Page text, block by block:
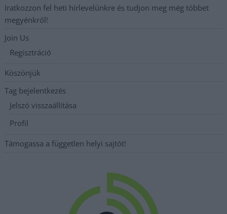
Iratkozzon fel heti hírlevelünkre és tudjon meg még többet
megyénkről!
Join Us
Regisztráció
Köszönjük
Tag bejelentkezés
Jelszó visszaállítása
Profil
Támogassa a független helyi sajtót!